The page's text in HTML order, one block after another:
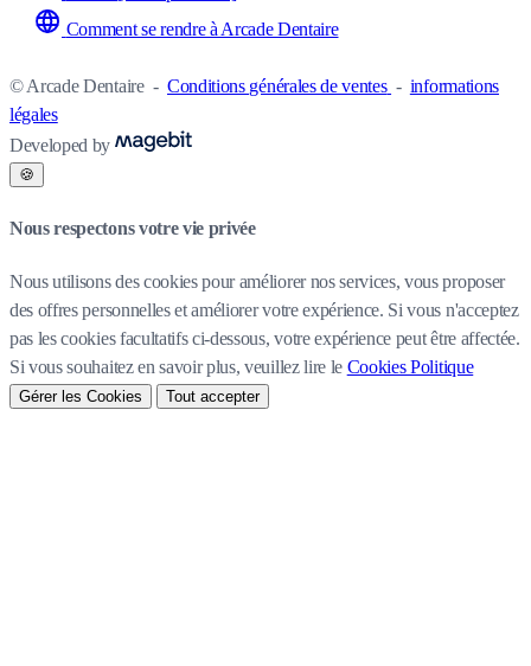
Comment se rendre à Arcade Dentaire
© Arcade Dentaire - Conditions générales de ventes - informations
légales
Developed by
🍪
Nous respectons votre vie privée
Nous utilisons des cookies pour améliorer nos services, vous proposer
des offres personnelles et améliorer votre expérience. Si vous n'acceptez
pas les cookies facultatifs ci-dessous, votre expérience peut être affectée.
Si vous souhaitez en savoir plus, veuillez lire le Cookies Politique
Gérer les Cookies Tout accepter